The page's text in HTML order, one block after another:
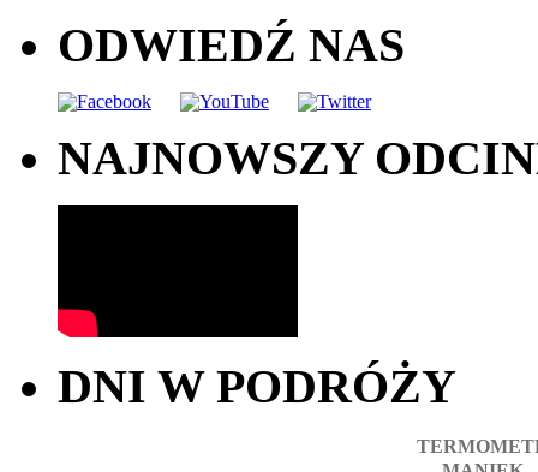
ODWIEDŹ NAS
NAJNOWSZY
DNI W PODRÓŻY